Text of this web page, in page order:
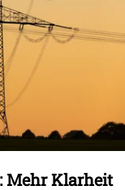
Mehr Klarheit